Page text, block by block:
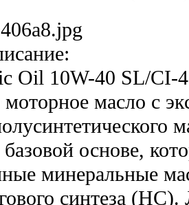
Oil 10W-40 SL/CI-
масло с
основе,
минеральные
синтеза